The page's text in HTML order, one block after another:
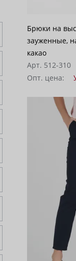
Брюки на
зауженные,
какао
Арт. 512-310
Опт. цена: